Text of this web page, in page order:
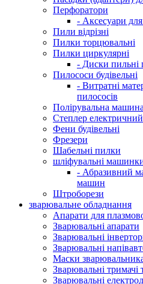
Перфоратори
- Аксесуари
Пили відрізні
Пилки торцювальні
Пилки циркулярні
- Диски пильні
Пилососи будівельні
- Витратні
пилососів
Полірувальна машина
Степлер електричний
Фени будівельні
Фрезери
Шабельні пилки
шліфувальні
- Абразивний
машин
Штроборези
зварювальне обладнання
Апарати для
Зварювальні апарати
Зварювальні
Зварювальні
Маски
Зварювальні тримачі
Зварювальні